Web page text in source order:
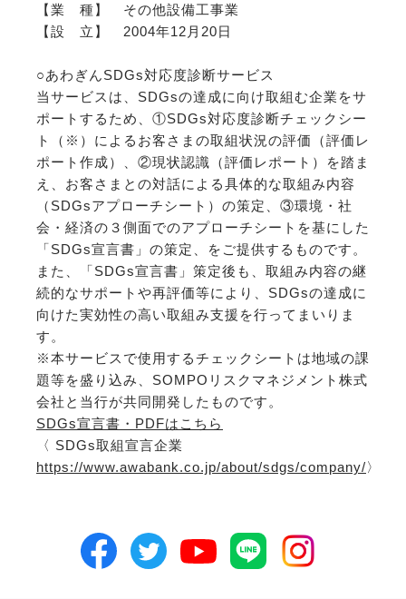
【業 種】 その他設備工事業
【設 立】 2004年12月20日
○あわぎんSDGs対応度診断サービス
当サービスは、SDGsの達成に向け取組む企業をサ
ポートするため、①SDGs対応度診断チェックシー
ト（※）によるお客さまの取組状況の評価（評価レ
ポート作成）、②現状認識（評価レポート）を踏ま
え、お客さまとの対話による具体的な取組み内容
（SDGsアプローチシート）の策定、③環境・社
会・経済の３側面でのアプローチシートを基にした
「SDGs宣言書」の策定、をご提供するものです。
また、「SDGs宣言書」策定後も、取組み内容の継
続的なサポートや再評価等により、SDGsの達成に
向けた実効性の高い取組み支援を行ってまいりま
す。
※本サービスで使用するチェックシートは地域の課
題等を盛り込み、SOMPOリスクマネジメント株式
会社と当行が共同開発したものです。
SDGs宣言書・PDFはこちら
〈 SDGs取組宣言企業
https://www.awabank.co.jp/about/sdgs/company/〉